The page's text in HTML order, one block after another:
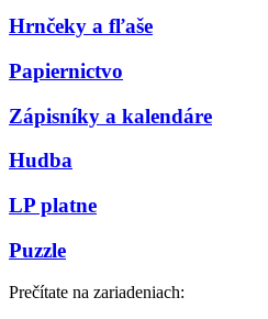
Hrnčeky a fľaše
Papiernictvo
Zápisníky a kalendáre
Hudba
LP platne
Puzzle
Prečítate na zariadeniach: